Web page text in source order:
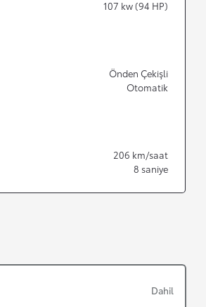
107 kw (94 HP)
Önden Çekişli
Otomatik
206 km/saat
8 saniye
Dahil